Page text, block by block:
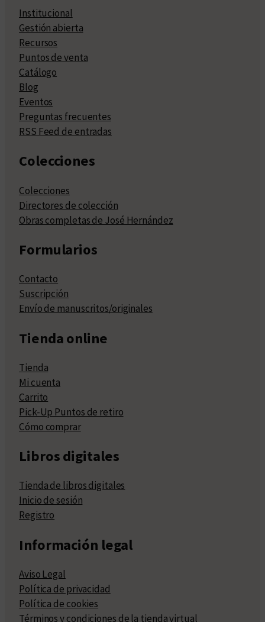
Institucional
Gestión abierta
Recursos
Puntos de venta
Catálogo
Blog
Eventos
Preguntas frecuentes
RSS Feed de entradas
Colecciones
Colecciones
Directores de colección
Obras completas de José Hernández
Formularios
Contacto
Suscripción
Envío de manuscritos/originales
Tienda online
Tienda
Mi cuenta
Carrito
Pick-Up Puntos de retiro
Cómo comprar
Libros digitales
Tienda de libros digitales
Inicio de sesión
Registro
Información legal
Aviso Legal
Política de privacidad
Política de cookies
Términos y condiciones de la tienda virtual